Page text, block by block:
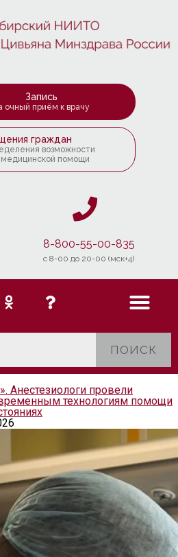
Запись
очный приём к врачу
граждан
возможности
медицинской помощи
8-800-55-00-835
c 8-00 до 20-00 (мск+4)
ПОИСК
Анестезиологи провели
технологиям помощи